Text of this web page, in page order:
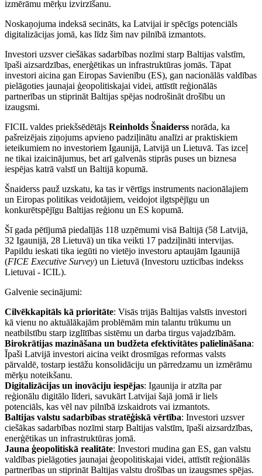
izmērāmu mērķu izvirzīšanu.
Noskaņojuma indeksā secināts, ka Latvijai ir spēcīgs potenciāls
digitalizācijas jomā, kas līdz šim nav pilnībā izmantots.
Investori uzsver ciešākas sadarbības nozīmi starp Baltijas valstīm,
īpaši aizsardzības, enerģētikas un infrastruktūras jomās. Tāpat
investori aicina gan Eiropas Savienību (ES), gan nacionālās valdības
pielāgoties jaunajai ģeopolitiskajai videi, attīstīt reģionālās
partnerības un stiprināt Baltijas spējas nodrošināt drošību un
izaugsmi.
FICIL valdes priekšsēdētājs Reinholds Šnaiderss norāda, ka
pašreizējais ziņojums apvieno padziļinātu analīzi ar praktiskiem
ieteikumiem no investoriem Igaunijā, Latvijā un Lietuvā. Tas izceļ
ne tikai izaicinājumus, bet arī galvenās stiprās puses un biznesa
iespējas katrā valstī un Baltijā kopumā.
Šnaiderss pauž uzskatu, ka tas ir vērtīgs instruments nacionālajiem
un Eiropas politikas veidotājiem, veidojot ilgtspējīgu un
konkurētspējīgu Baltijas reģionu un ES kopumā.
Šī gada pētījumā piedalījās 118 uzņēmumi visā Baltijā (58 Latvijā,
32 Igaunijā, 28 Lietuvā) un tika veikti 17 padziļināti intervijas.
Papildu ieskati tika iegūti no vietējo investoru aptaujām Igaunijā
(FICE Executive Survey) un Lietuvā (Investoru uzticības indekss
Lietuvai - ICIL).
Galvenie secinājumi:
Cilvēkkapitāls kā prioritāte: Visās trijās Baltijas valstīs investori
kā vienu no aktuālākajām problēmām min talantu trūkumu un
neatbilstību starp izglītības sistēmu un darba tirgus vajadzībām.
Birokrātijas mazināšana un budžeta efektivitātes palielināšana:
Īpaši Latvijā investori aicina veikt drosmīgas reformas valsts
pārvaldē, tostarp iestāžu konsolidāciju un pārredzamu un izmērāmu
mērķu noteikšanu.
Digitalizācijas un inovāciju iespējas: Igaunija ir atzīta par
reģionālu digitālo līderi, savukārt Latvijai šajā jomā ir liels
potenciāls, kas vēl nav pilnībā izskaidrots vai izmantots.
Baltijas valstu sadarbības stratēģiskā vērtība: Investori uzsver
ciešākas sadarbības nozīmi starp Baltijas valstīm, īpaši aizsardzības,
enerģētikas un infrastruktūras jomā.
Jauna ģeopolitiskā realitāte: Investori mudina gan ES, gan valstu
valdības pielāgoties jaunajai ģeopolitiskajai videi, attīstīt reģionālās
partnerības un stiprināt Baltijas valstu drošības un izaugsmes spējas.